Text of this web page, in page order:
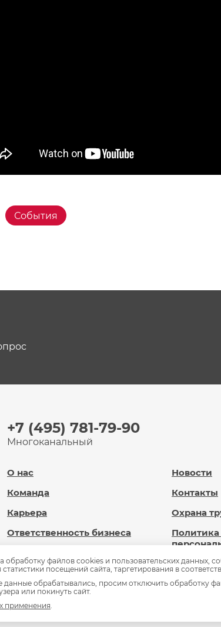
События
+7 (495) 781-79-90
Многоканальный
О нас
Команда
Карьера
Ответственность бизнеса
Доброновард.рф
Статьи
Новости
Контакты
Охрана
Политика
Сведения
обработку файлов cookies и пользовательских данных,
посещений сайта, таргетирования в
обрабатывались, просим отключить обработку
или покинуть сайт.
применения.